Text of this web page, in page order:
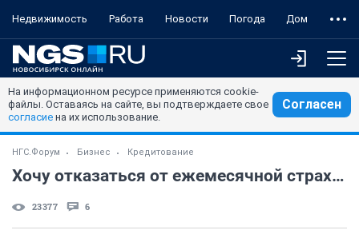
Недвижимость Работа Новости Погода Дом
На информационном ресурсе применяются cookie-
файлы. Оставаясь на сайте, вы подтверждаете свое
согласие на их использование.
Согласен
НГС.Форум Бизнес Кредитование
Хочу отказаться от ежемесячной страховки по кредиту
23377 6